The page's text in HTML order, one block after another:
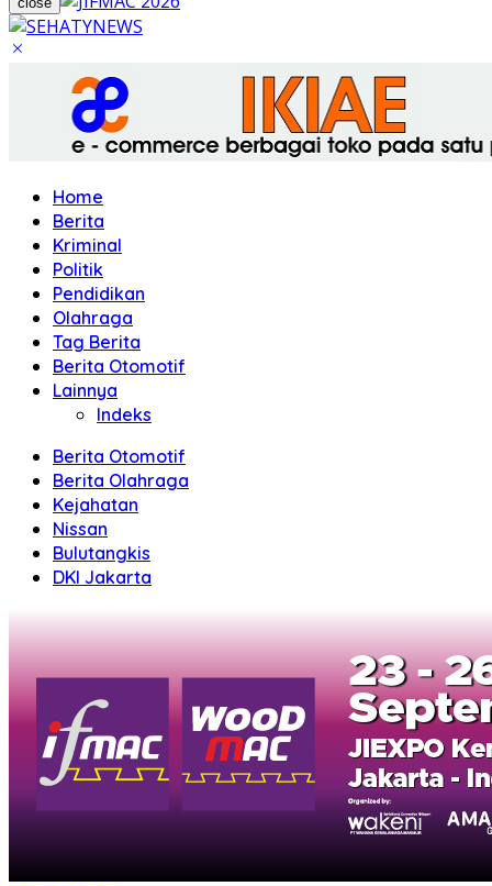
Home
Berita
Kriminal
Politik
Pendidikan
Olahraga
Tag Berita
Berita Otomotif
Lainnya
Indeks
Berita Otomotif
Berita Olahraga
Kejahatan
Nissan
Bulutangkis
DKI Jakarta